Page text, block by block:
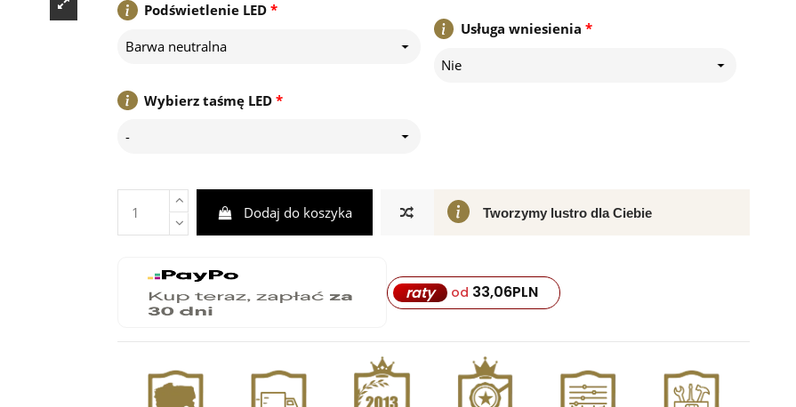
*
Podświetlenie LED
Barwa neutralna
*
Wybierz taśmę LED
-
*
Usługa wniesienia
Nie
Dodaj do koszyka Tworzymy lustro dla Ciebie
raty od 33,06PLN